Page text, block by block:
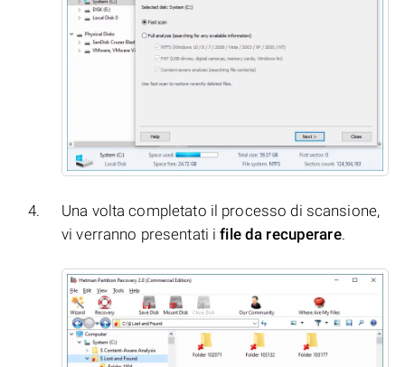
Una volta completato il processo di scansione,
vi verranno presentati ifile da recuperare.